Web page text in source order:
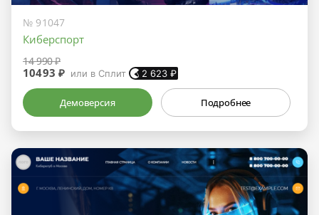
№ 91047
Киберспорт
14 990 ₽
10493 ₽ или в Сплит 2 623 ₽
Демоверсия Подробнее